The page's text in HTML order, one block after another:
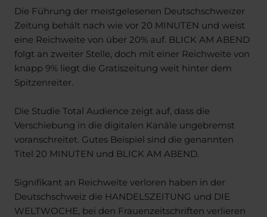
Die Führung der meistgelesenen Deutschschweizer
Zeitung behält nach wie vor 20 MINUTEN und weist
eine Reichweite von über 20% auf. BLICK AM ABEND
folgt an zweiter Stelle, doch mit einer Reichweite von
knapp 9% liegt die Gratiszeitung weit hinter dem
Spitzenreiter.
Die Studie Total Audience zeigt auf, dass die
Verschiebung in die digitalen Kanäle ungebremst
voranschreitet. Gutes Beispiel sind die genannten
Titel 20 MINUTEN und BLICK AM ABEND.
Signifikant an Reichweite verloren haben in der
Deutschschweiz die HANDELSZEITUNG und DIE
WELTWOCHE, bei den Frauenzeitschriften verlieren